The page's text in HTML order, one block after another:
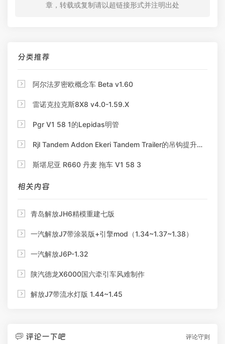
章，转载或复制请以超链接形式并注明出处
分类推荐
 阿尔法罗密欧概念车 Beta v1.60
 雷诺克拉克斯8X8 v4.0-1.59.X
 Pgr V1 58 1的Lepidas明管
 Rjl Tandem Addon Ekeri Tandem Trailer的吊钩提升附加装置
 斯堪尼亚 R660 丹麦 拖车 V1 58 3
相关内容
 青岛解放JH6精模重建七版
 一汽解放J7带涂装版+引擎mod（1.34~1.37~1.38）
 一汽解放J6P-1.32
 陕汽德龙X6000国六牵引车风难制作
 解放J7带流水灯版 1.44~1.45
 评论一下吧 评论守则